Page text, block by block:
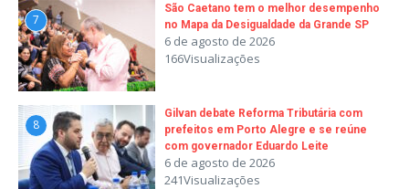
7
São Caetano tem o melhor desempenho
no Mapa da Desigualdade da Grande SP
6 de agosto de 2026
166Visualizações
8
Gilvan debate Reforma Tributária com
prefeitos em Porto Alegre e se reúne
com governador Eduardo Leite
6 de agosto de 2026
241Visualizações